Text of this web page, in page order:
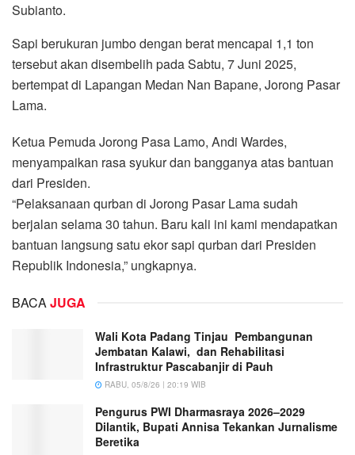
Subianto.
Sapi berukuran jumbo dengan berat mencapai 1,1 ton
tersebut akan disembelih pada Sabtu, 7 Juni 2025,
bertempat di Lapangan Medan Nan Bapane, Jorong Pasar
Lama.
Ketua Pemuda Jorong Pasa Lamo, Andi Wardes,
menyampaikan rasa syukur dan bangganya atas bantuan
dari Presiden.
“Pelaksanaan qurban di Jorong Pasar Lama sudah
berjalan selama 30 tahun. Baru kali ini kami mendapatkan
bantuan langsung satu ekor sapi qurban dari Presiden
Republik Indonesia,” ungkapnya.
BACAJUGA
Wali Kota Padang Tinjau Pembangunan
Jembatan Kalawi, dan Rehabilitasi
Infrastruktur Pascabanjir di Pauh
RABU, 05/8/26 | 20:19 WIB
Pengurus PWI Dharmasraya 2026–2029
Dilantik, Bupati Annisa Tekankan Jurnalisme
Beretika